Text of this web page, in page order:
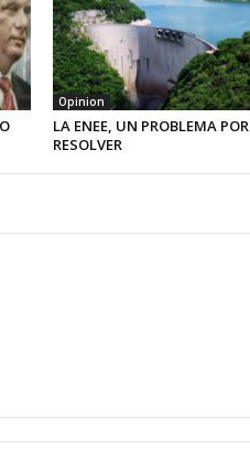
Opinion
LA ENEE, UN PROBLEMA POR
RESOLVER